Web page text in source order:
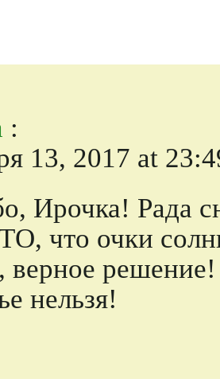
:
13, 2017 at
Ирочка! Рада
что очки
верное
нельзя!